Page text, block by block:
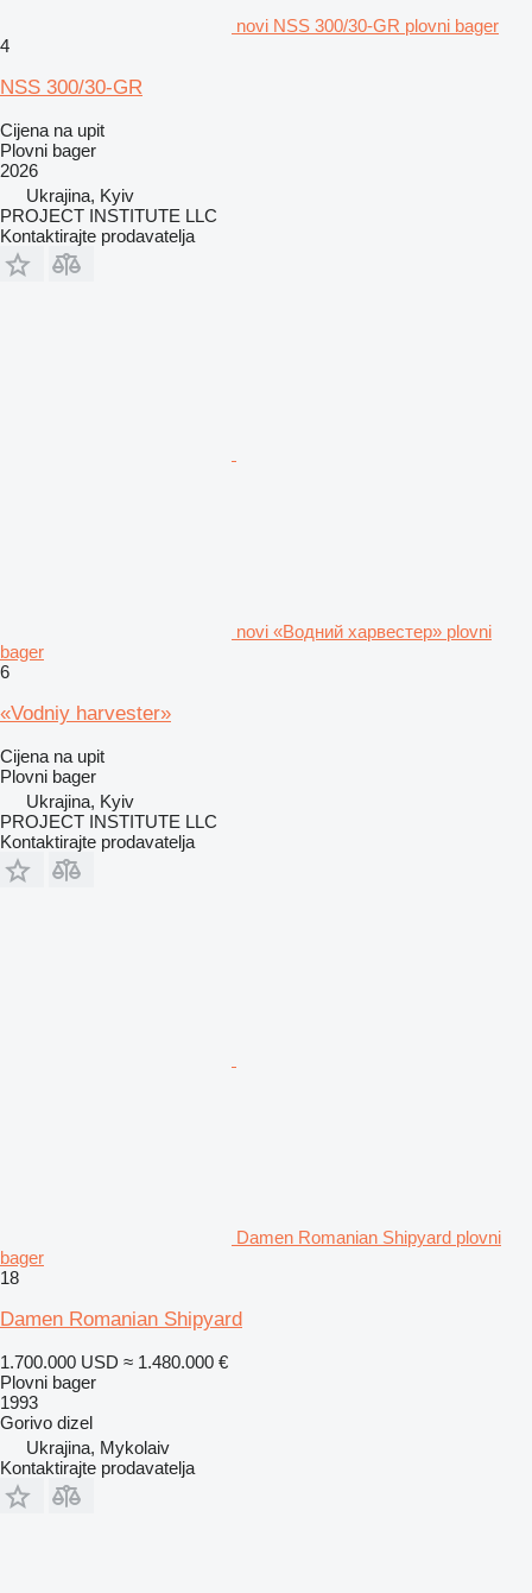
novi NSS 300/30-GR plovni bager
4
NSS 300/30-GR
Cijena na upit
Plovni bager
2026
Ukrajina, Kyiv
PROJECT INSTITUTE LLC
Kontaktirajte prodavatelja
novi «Водний харвестер» plovni
bager
6
«Vodniy harvester»
Cijena na upit
Plovni bager
Ukrajina, Kyiv
PROJECT INSTITUTE LLC
Kontaktirajte prodavatelja
Damen Romanian Shipyard plovni
bager
18
Damen Romanian Shipyard
1.700.000 USD ≈ 1.480.000 €
Plovni bager
1993
Gorivo dizel
Ukrajina, Mykolaiv
Kontaktirajte prodavatelja